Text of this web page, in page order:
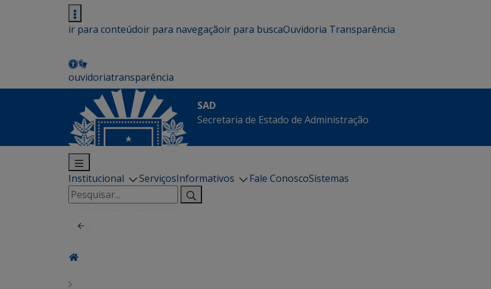
ir para conteúdoir para navegaçãoir para buscaOuvidoria Transparência
ouvidoriatransparência
SAD
Secretaria de Estado de Administração
Institucional ServiçosInformativos Fale ConoscoSistemas
Pesquisar
por: